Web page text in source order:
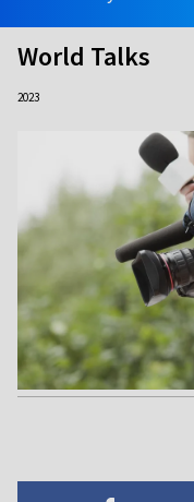
World Talks
2023